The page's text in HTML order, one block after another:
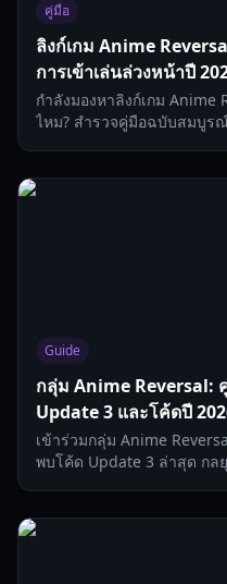
คู่มือ
ลิงก์เกม Anime
การเข้าเล่นล่วงหน้าปี
กำลังมองหาลิงก์เกม Anime
ไหม? สำรวจคู่มือฉบับสมบูร
Guide
กลุ่ม Anime
Update 3 และโค้ดปี
เข้าร่วมกลุ่ม Anime
พบโค้ด Update 3 ล่าสุด กล